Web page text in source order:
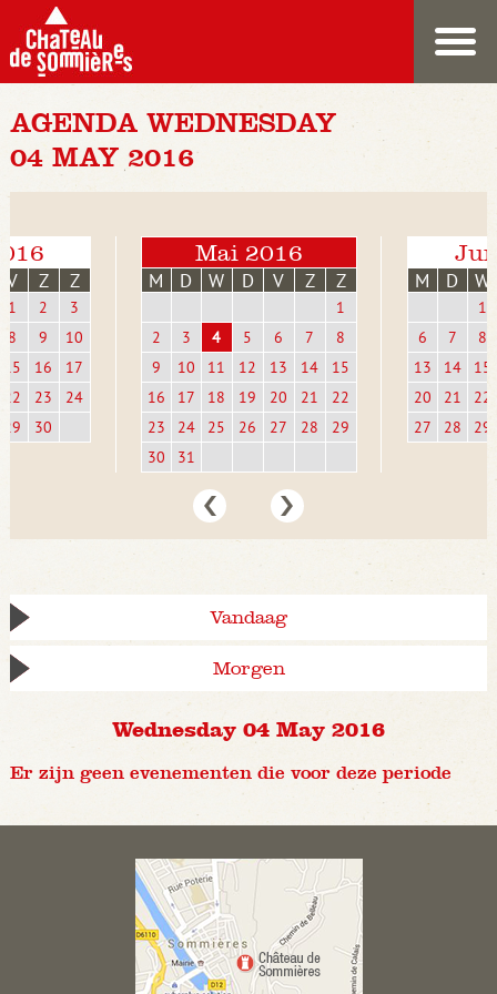
AGENDA WEDNESDAY
04 MAY 2016
V Z Z
1 2
3
8
9
10
15
16
17
22
23
24
29
30
Mai 2016
M D W D V Z Z
1
2
3 4 5 6 7
8
9
10 11 12 13 14
15
16
17 18 19 20 21
22
23
24 25 26 27 28
29
30
31
M D W
1
6
7
8
13
14
15
20
21
22
27
28 29
Vandaag
Morgen
Wednesday 04 May 2016
Er zijn geen evenementen die voor deze periode